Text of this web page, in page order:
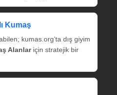
Kumaş
kumas.org’ta dış giyim
Alanlariçin stratejik bir